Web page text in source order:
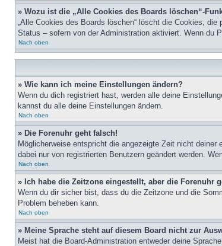
» Wozu ist die „Alle Cookies des Boards löschen“-
„Alle Cookies des Boards löschen“ löscht die Cookies,
Status – sofern von der Administration aktiviert. Wenn du
Nach oben
» Wie kann ich meine Einstellungen ändern?
Wenn du dich registriert hast, werden alle deine
kannst du alle deine Einstellungen ändern.
Nach oben
» Die Forenuhr geht falsch!
Möglicherweise entspricht die angezeigte Zeit nicht
dabei nur von registrierten Benutzern geändert werden.
Nach oben
» Ich habe die Zeitzone eingestellt, aber die Forenuhr
Wenn du dir sicher bist, dass du die Zeitzone und die
Problem beheben kann.
Nach oben
» Meine Sprache steht auf diesem Board nicht zur
Meist hat die Board-Administration entweder deine